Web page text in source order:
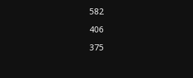
582
406
375